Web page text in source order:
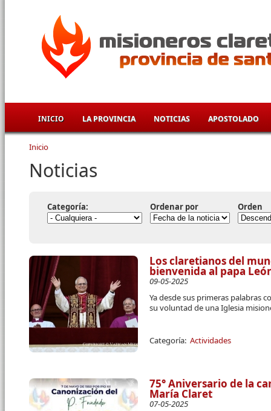
INICIO LA PROVINCIA NOTICIAS APOSTOLADO
Se encuentra usted aquí
Inicio
Noticias
Categoría: Ordenar por Orden
Los claretianos del
bienvenida al papa
09-05-2025
Ya desde sus primeras palabras
su voluntad de una Iglesia
Categoría: Actividades
75° Aniversario de la
María Claret
07-05-2025